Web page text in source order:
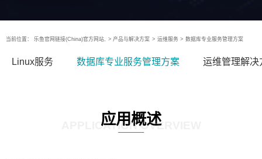
当前位置： 乐鱼官网链接(China)官方网站, > 产品与解决方案 > 运维服务 > 数据库专业服务管理方案
Linux服务 数据库专业服务管理方案 运维管理解决
应用概述
APPLICATION OVERVIEW